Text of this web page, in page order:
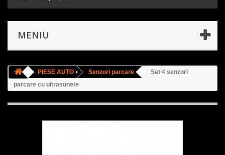
MENIU
PIESE AUTO Senzori parcare
Set 4 senzori
parcare cu ultrasunete